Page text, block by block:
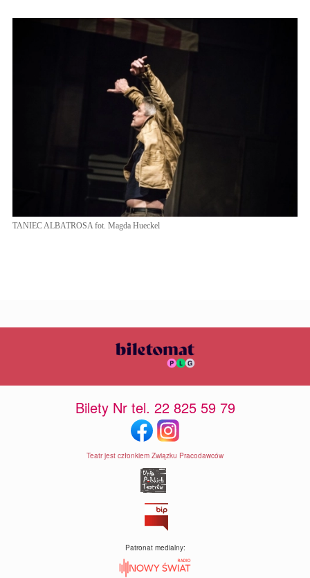
TANIEC ALBATROSA fot. Magda Hueckel
Bilety Nr tel. 22 825 59 79
Teatr jest członkiem Związku Pracodawców
Patronat medialny: